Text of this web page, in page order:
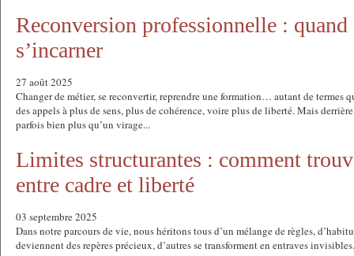
​​​​​​​Reconversion professionnelle : quand
s’incarner
27 août 2025
Changer de métier, se reconvertir, reprendre une formation… autant de termes
des appels à plus de sens, plus de cohérence, voire plus de liberté. Mais
parfois bien plus qu’un virage...
Limites structurantes : comment
entre cadre et liberté
03 septembre 2025
Dans notre parcours de vie, nous héritons tous d’un mélange de règles,
deviennent des repères précieux, d’autres se transforment en entraves